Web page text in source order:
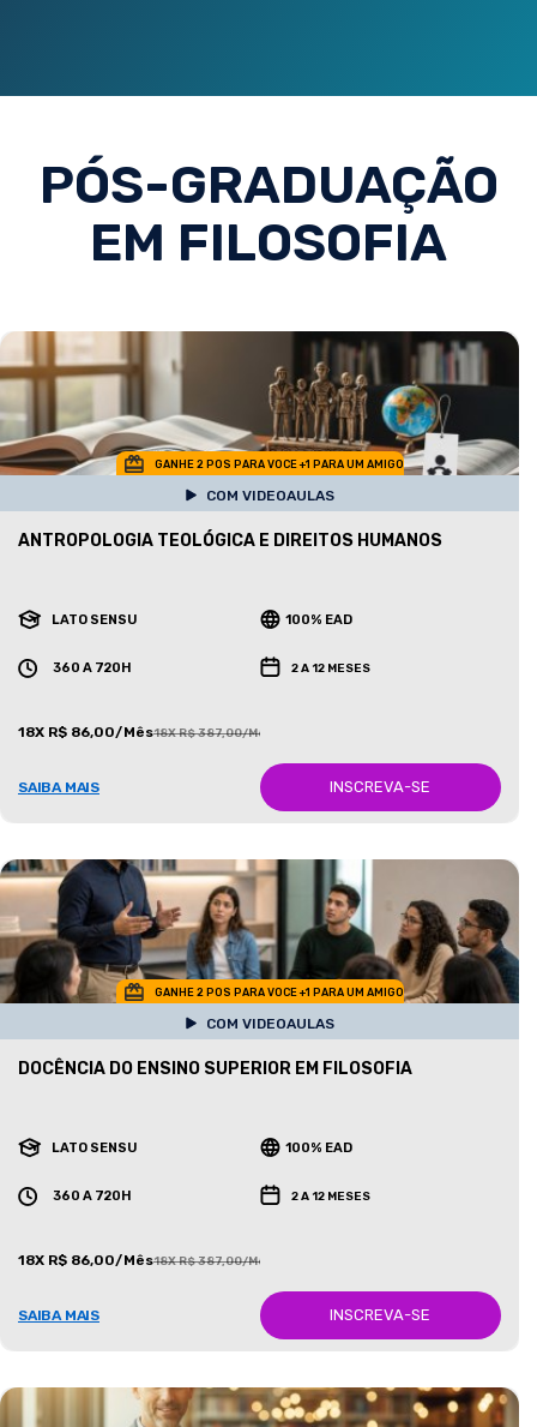
PÓS-GRADUAÇÃO
EM FILOSOFIA
GANHE 2 POS PARA VOCE +1 PARA UM AMIGO
COM VIDEOAULAS
ANTROPOLOGIA TEOLÓGICA E DIREITOS HUMANOS
LATO SENSU 100% EAD
360 A 720H 2 A 12 MESES
18X R$ 86,00/Mês18X R$ 387,00/Mês
SAIBA MAIS INSCREVA-SE
GANHE 2 POS PARA VOCE +1 PARA UM AMIGO
COM VIDEOAULAS
DOCÊNCIA DO ENSINO SUPERIOR EM FILOSOFIA
LATO SENSU 100% EAD
360 A 720H 2 A 12 MESES
18X R$ 86,00/Mês18X R$ 387,00/Mês
SAIBA MAIS INSCREVA-SE